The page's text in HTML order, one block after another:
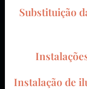
Substituição
Instalação de